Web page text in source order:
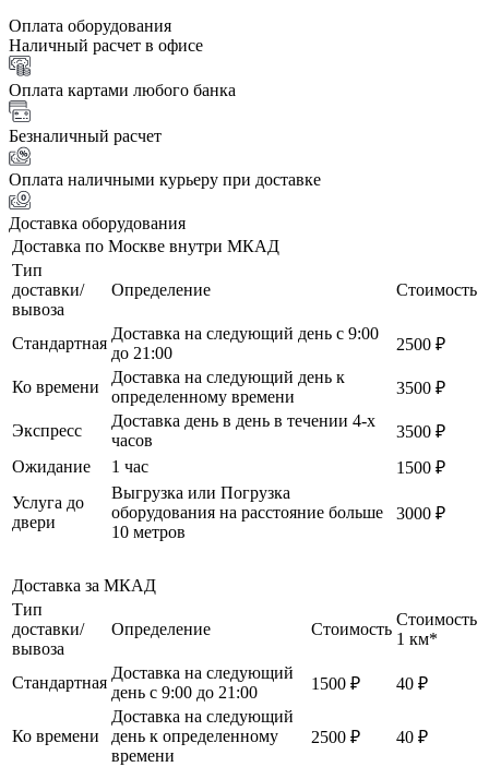
Оплата оборудования
Наличный расчет в офисе
Оплата картами любого банка
Безналичный расчет
Оплата наличными курьеру при доставке
Доставка оборудования
Доставка по Москве внутри МКАД
Тип
доставки/
вывоза
Определение Стоимость
Стандартная
Доставка на следующий день с 9:00
до 21:00
2500 ₽
Ко времени
Доставка на следующий день к
определенному времени
3500 ₽
Экспресс
Доставка день в день в течении 4-х
часов
3500 ₽
Ожидание
1 час
1500 ₽
Услуга до
двери
Выгрузка или Погрузка
оборудования на расстояние больше
10 метров
3000 ₽
Доставка за МКАД
Тип
доставки/
вывоза
Определение Стоимость
Стоимость
1 км*
Стандартная
Доставка на следующий
день с 9:00 до 21:00
1500 ₽ 40 ₽
Ко времени
Доставка на следующий
день к определенному
времени
2500 ₽ 40 ₽